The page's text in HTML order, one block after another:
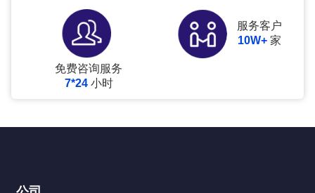
免费咨询服务
7*24小时
服务客户
10W+ 家